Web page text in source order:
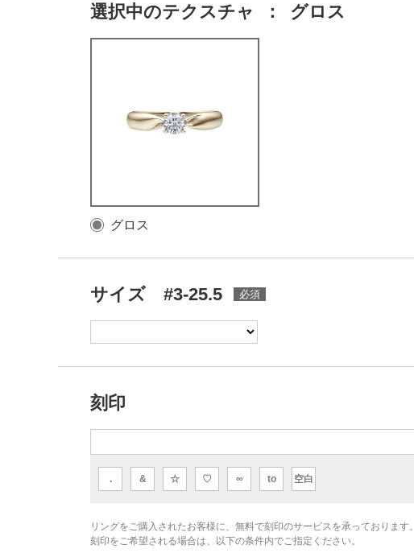
選択中のテクスチャ ： グロス
グロス
サイズ #3-25.5
刻印
. & ☆ ♡ ∞ to 空白
リングをご購入されたお客様に、無料で刻印のサービスを承っております。
刻印をご希望される場合は、以下の条件内でご指定ください。